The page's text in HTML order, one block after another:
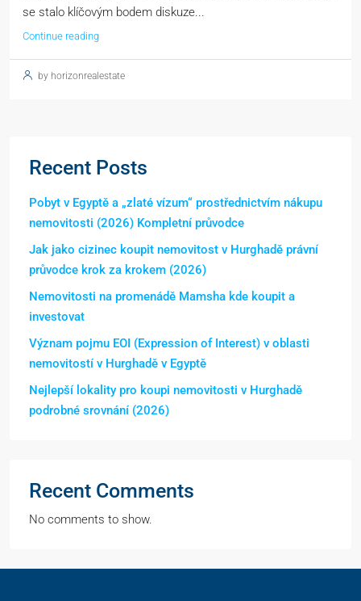
se stalo klíčovým bodem diskuze...
Continue reading
by horizonrealestate
Recent Posts
Pobyt v Egyptě a „zlaté vízum“ prostřednictvím nákupu
nemovitosti (2026) Kompletní průvodce
Jak jako cizinec koupit nemovitost v Hurghadě právní
průvodce krok za krokem (2026)
Nemovitosti na promenádě Mamsha kde koupit a
investovat
Význam pojmu EOI (Expression of Interest) v oblasti
nemovitostí v Hurghadě v Egyptě
Nejlepší lokality pro koupi nemovitosti v Hurghadě
podrobné srovnání (2026)
Recent Comments
No comments to show.